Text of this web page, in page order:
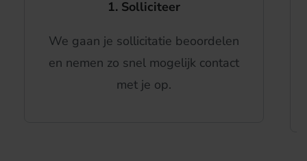
1. Solliciteer
We gaan je sollicitatie beoordelen
en nemen zo snel mogelijk contact
met je op.